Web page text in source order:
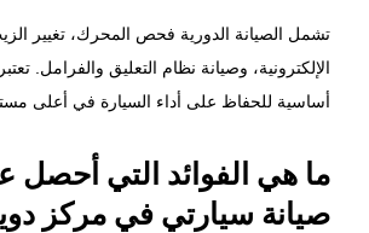
تشمل الصيانة الدورية فحص المحرك، تغيير
الإلكترونية، وصيانة نظام التعليق والفرامل.
أساسية للحفاظ على أداء السيارة في أعلى
ما هي الفوائد التي أحصل
صيانة سيارتي في مركز